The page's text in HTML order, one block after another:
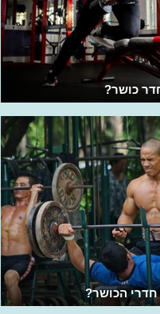
כושר?
הכושר?